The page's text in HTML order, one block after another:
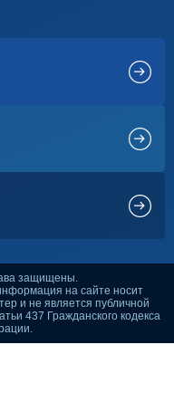
защищены.
на сайте носит
и не является публичной
437 Гражданского кодекса